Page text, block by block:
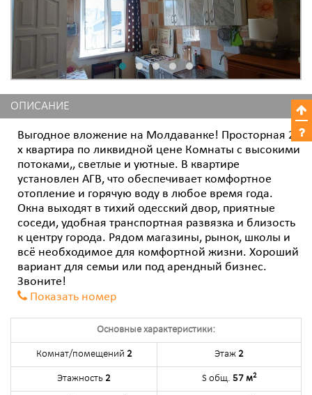
ОПИСАНИЕ
Выгодное вложение на Молдаванке! Просторная 2-
х квартира по ликвидной цене Комнаты с высокими
потоками,, светлые и уютные. В квартире
установлен АГВ, что обеспечивает комфортное
отопление и горячую воду в любое время года.
Окна выходят в тихий одесский двор, приятные
соседи, удобная транспортная развязка и близость
к центру города. Рядом магазины, рынок, школы и
всё необходимое для комфортной жизни. Хороший
вариант для семьи или под арендный бизнес.
Звоните!
Показать номер
Основные характеристики:
Комнат/помещений 2 Этаж 2
Этажность 2 S общ. 57 м2